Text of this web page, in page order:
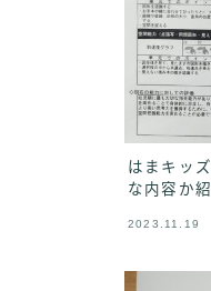
はまキッ
な内容か紹
2023.11.19